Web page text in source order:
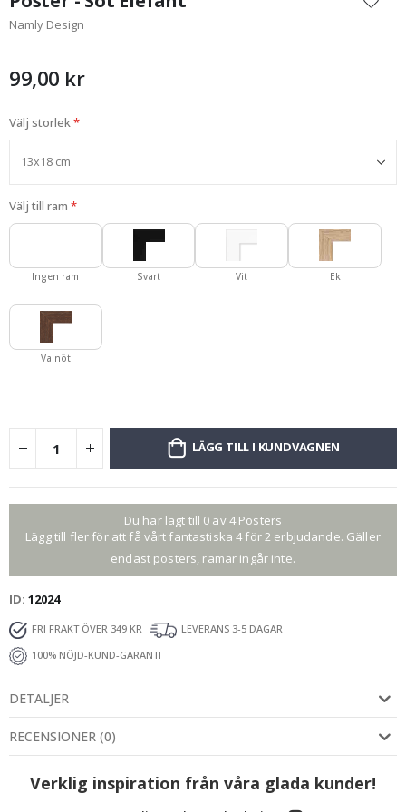
början
av
Namly Design
99,00 kr
Välj storlek
Välj till ram
Ingen ram Svart Vit Ek
Valnöt
LÄGG TILL I KUNDVAGNEN
Du har lagt till 0 av 4 Posters
Lägg till fler för att få vårt fantastiska 4 för 2 erbjudande. Gäller
endast posters, ramar ingår inte.
ID 12024
FRI FRAKT ÖVER 349 KR
LEVERANS 3-5 DAGAR
100% NÖJD-KUND-GARANTI
DETALJER
RECENSIONER (0)
Verklig inspiration från våra glada kunder!